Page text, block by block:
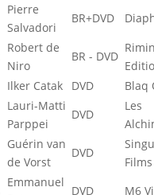
Pierre
Salvadori
BR+DVD
Robert de
Niro
BR - DVD
Ilker Catak DVD
Blaq
Lauri-Matti
Parppei
DVD
Les
Guérin van
de Vorst
DVD
Films
Emmanuel
DVD M6